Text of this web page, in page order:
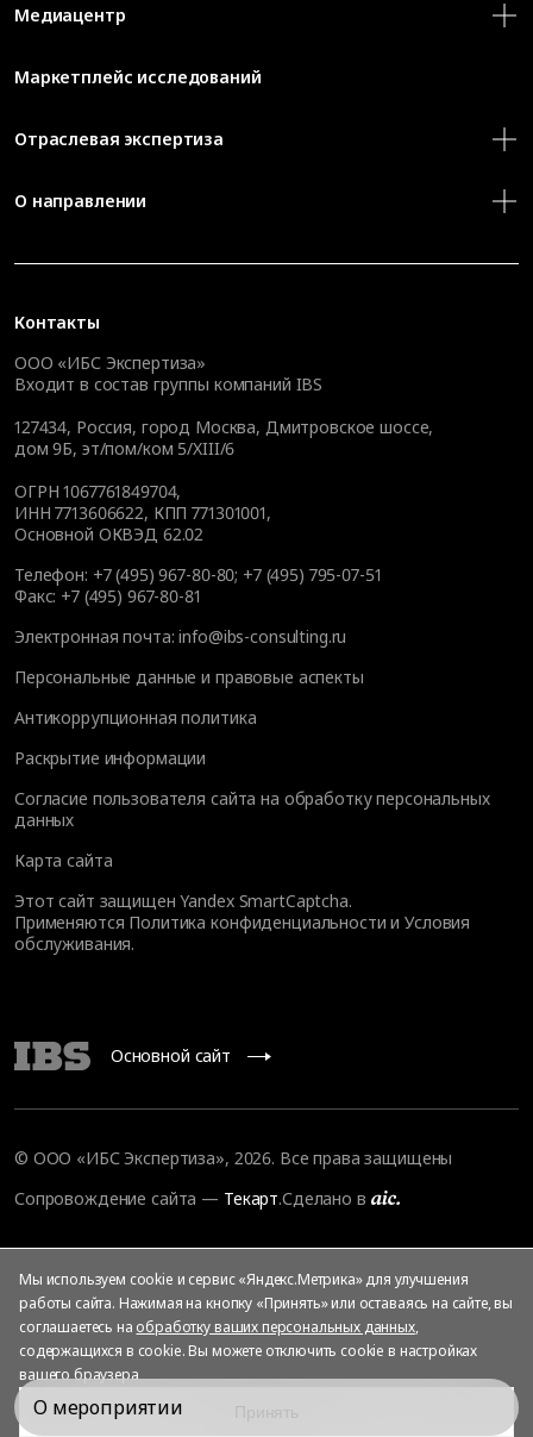
О мероприятии
Контакты
ООО «ИБС Экспертиза»
Входит в состав группы компаний IBS
127434, Россия, город Москва, Дмитровское шоссе,
дом 9Б, эт/пом/ком 5/XIII/6
ОГРН 1067761849704,
ИНН 7713606622, КПП 771301001,
Основной ОКВЭД 62.02
Телефон: +7 (495) 967-80-80; +7 (495) 795-07-51
Факс: +7 (495) 967-80-81
Электронная почта:info@ibs-consulting.ru
Персональные данные и правовые аспекты
Антикоррупционная политика
Раскрытие информации
Согласие пользователя сайта на обработку персональных
данных
Карта сайта
Этот сайт защищен Yandex SmartCaptcha.
Применяются Политика конфиденциальности иУсловия
обслуживания.
Медиацентр
Маркетплейс исследований
Отраслевая экспертиза
О направлении
Основной сайт
© ООО «ИБС Экспертиза», 2026. Все права защищены
Сопровождение сайта — Текарт.Сделано в
Мы используем cookie и сервис «Яндекс.Метрика» для улучшения
работы сайта. Нажимая на кнопку «Принять» или оставаясь на сайте, вы
соглашаетесь на обработку ваших персональных данных,
содержащихся в cookie. Вы можете отключить cookie в настройках
вашего браузера
Принять